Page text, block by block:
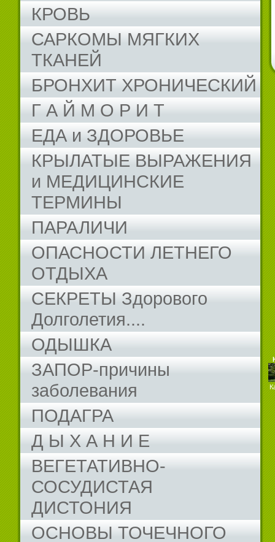
КРОВЬ
САРКОМЫ МЯГКИХ
ТКАНЕЙ
БРОНХИТ ХРОНИЧЕСКИЙ
Г А Й М О Р И Т
ЕДА и ЗДОРОВЬЕ
КРЫЛАТЫЕ ВЫРАЖЕНИЯ
и МЕДИЦИНСКИЕ
ТЕРМИНЫ
ПАРАЛИЧИ
ОПАСНОСТИ ЛЕТНЕГО
ОТДЫХА
СЕКРЕТЫ Здорового
Долголетия....
ОДЫШКА
ЗАПОР-причины
заболевания
ПОДАГРА
Д Ы Х А Н И Е
ВЕГЕТАТИВНО-
СОСУДИСТАЯ
ДИСТОНИЯ
ОСНОВЫ ТОЧЕЧНОГО